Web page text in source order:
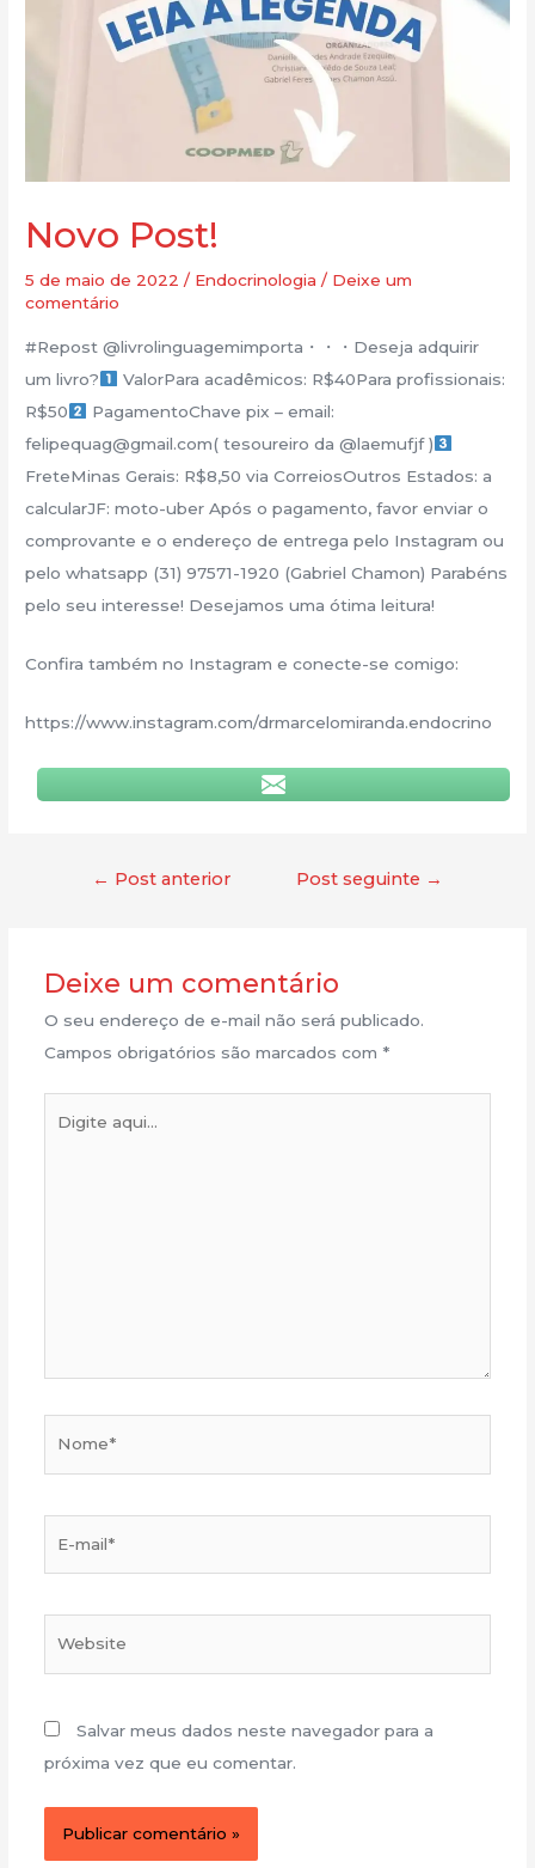
Novo Post!
5 de maio de 2022/ Endocrinologia / Deixe um
comentário
#Repost @livrolinguagemimporta・・・Deseja adquirir
um livro?
ValorPara acadêmicos: R$40Para profissionais:
R$50
PagamentoChave pix – email:
felipequag@gmail.com( tesoureiro da @laemufjf )
FreteMinas Gerais: R$8,50 via CorreiosOutros Estados: a
calcularJF: moto-uber Após o pagamento, favor enviar o
comprovante e o endereço de entrega pelo Instagram ou
pelo whatsapp (31) 97571-1920 (Gabriel Chamon) Parabéns
pelo seu interesse! Desejamos uma ótima leitura!
Confira também no Instagram e conecte-se comigo:
https://www.instagram.com/drmarcelomiranda.endocrino
← Post anterior Post seguinte →
Deixe um comentário
O seu endereço de e-mail não será publicado.
Campos obrigatórios são marcados com *
Salvar meus dados neste navegador para a
próxima vez que eu comentar.